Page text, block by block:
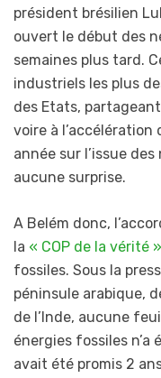
président brésilien
ouvert le début des
semaines plus tard.
industriels les plus
des Etats,
voire à
année sur l’issue
aucune surprise.
A Belém donc,
la « COP de la vérité »
fossiles. Sous la
péninsule arabique,
de l’Inde, aucune
énergies fossiles
avait été promis 2